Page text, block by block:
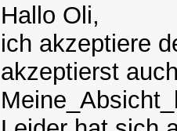
Hallo Oli,
ich akzeptiere
akzeptierst